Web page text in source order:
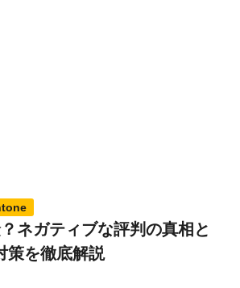
ネガティブな評判の真相と
策を徹底解説